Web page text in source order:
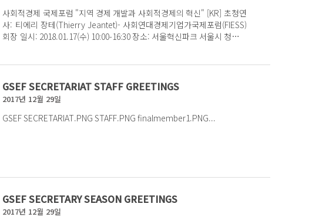
사회적경제 국제포럼 "지역 경제 개발과 사회적경제의 혁신" [KR] 초청연
사: 티에리 장테(Thierry Jeantet)- 사회연대경제기업가국제포럼(FIESS)
회장 일시: 2018.01.17(수) 10:00-16:30 장소: 서울혁신파크 서울시 청년허
GSEF SECRETARIAT STAFF GREETINGS
2017년 12월 29일
GSEF SECRETARIAT.PNG STAFF.PNG finalmember1.PNG...
GSEF SECRETARY SEASON GREETINGS
2017년 12월 29일